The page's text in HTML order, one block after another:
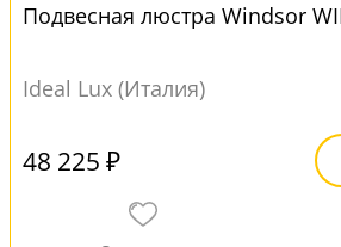
Подвесная люстра Windsor
Ideal Lux (Италия)
48 225 ₽